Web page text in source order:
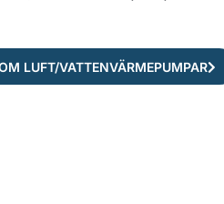
LUFT/VATTENVÄRMEPUMPAR